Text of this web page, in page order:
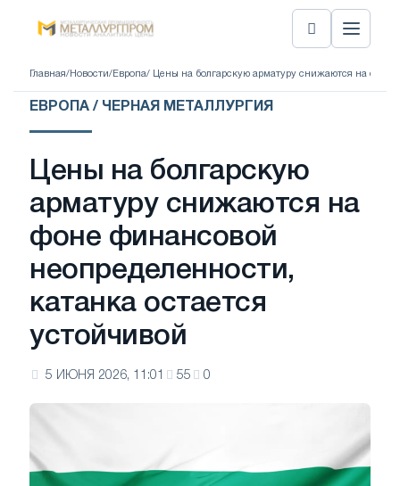
Главная/ Новости/ Европа/ Цены на болгарскую арматуру снижаются на фоне
ЕВРОПА / ЧЕРНАЯ МЕТАЛЛУРГИЯ
Цены на болгарскую
арматуру снижаются на
фоне финансовой
неопределенности,
катанка остается
устойчивой
5 ИЮНЯ 2026, 11:01 55 0